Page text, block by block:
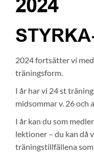
2024
2024 fortsätter vi
träningsform.
I år har vi 24 st
midsommar v. 26 och
I år kan du som
lektioner – du kan då
träningstillfällena